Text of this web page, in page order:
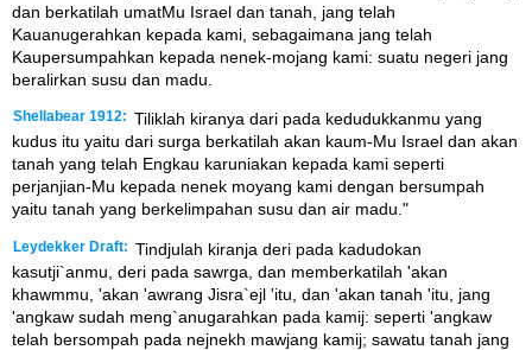
dan berkatilah umatMu Israel dan tanah, jang telah
Kauanugerahkan kepada kami, sebagaimana jang telah
Kaupersumpahkan kepada nenek-mojang kami: suatu negeri jang
beralirkan susu dan madu.
Shellabear 1912: Tiliklah kiranya dari pada kedudukkanmu yang
kudus itu yaitu dari surga berkatilah akan kaum-Mu Israel dan akan
tanah yang telah Engkau karuniakan kepada kami seperti
perjanjian-Mu kepada nenek moyang kami dengan bersumpah
yaitu tanah yang berkelimpahan susu dan air madu."
Leydekker Draft: Tindjulah kiranja deri pada kadudokan
kasutji`anmu, deri pada sawrga, dan memberkatilah 'akan
khawmmu, 'akan 'awrang Jisra`ejl 'itu, dan 'akan tanah 'itu, jang
'angkaw sudah meng`anugarahkan pada kamij: seperti 'angkaw
telah bersompah pada nejnekh mawjang kamij; sawatu tanah jang